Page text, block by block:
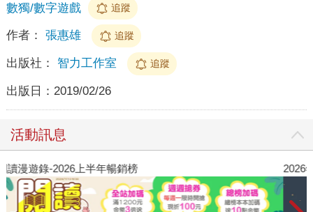
數獨/數字遊戲
追蹤
作者： 張惠雄 追蹤
出版社： 智力工作室 追蹤
出版日： 2019/02/26
活動訊息
閱讀漫遊錄-2026上半年暢銷榜